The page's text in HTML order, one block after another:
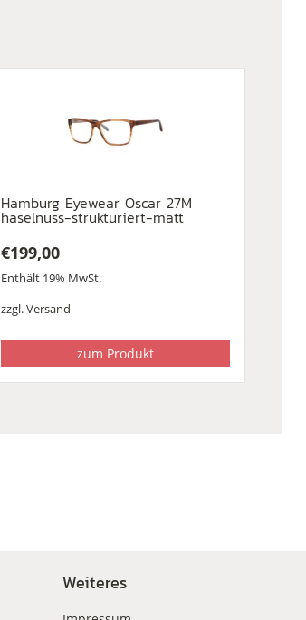
Hamburg Eyewear Oscar 27M
haselnuss-strukturiert-matt
€199,00
Enthält 19% MwSt.
zzgl.Versand
zum Produkt
Weiteres